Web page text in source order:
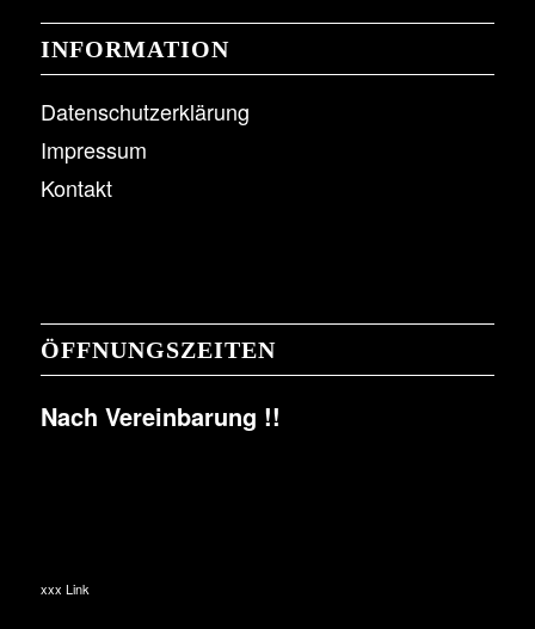
INFORMATION
Datenschutzerklärung
Impressum
Kontakt
ÖFFNUNGSZEITEN
Nach Vereinbarung !!
xxx Link